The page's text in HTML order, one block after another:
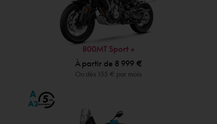
800MT Sport +
À partir de 8 999 €
Ou dès 155 € par mois